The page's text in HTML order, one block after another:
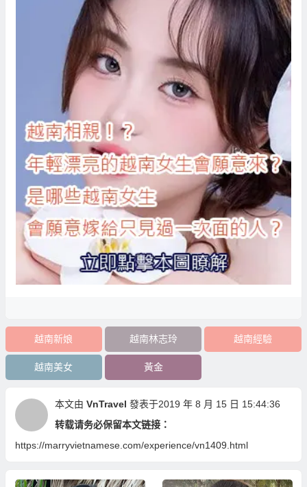
越南新娘 越南林志玲 越南經驗
越南美女 黃金
本文由 VnTravel 發表于2019 年 8 月 15 日 15:44:36
转载请务必保留本文链接：
https://marryvietnamese.com/experience/vn1409.html